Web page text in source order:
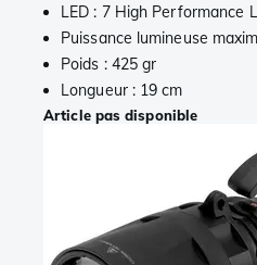
LED : 7 High Performance
Puissance lumineuse
Poids : 425 gr
Longueur : 19 cm
Article pas disponible